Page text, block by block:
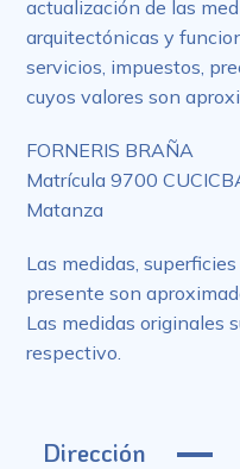
actualización de las
arquitectónicas y
servicios, impuestos,
cuyos valores son
FORNERIS BRAÑA
Matrícula 9700
Matanza
Las medidas,
presente son
Las medidas originales
respectivo.
Dirección